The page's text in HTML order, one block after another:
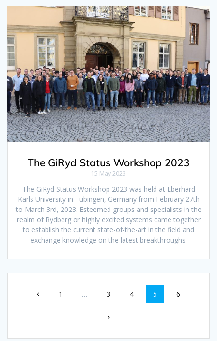
The GiRyd Status Workshop 2023
15 May 2023
The GiRyd Status Workshop 2023 was held at Eberhard
Karls University in Tübingen, Germany from February 27th
to March 3rd, 2023. Esteemed groups and specialists in the
realm of Rydberg or highly excited systems came together
to establish the current state-of-the-art in the field and
exchange knowledge on the latest breakthroughs.
1 … 3 4 5 6